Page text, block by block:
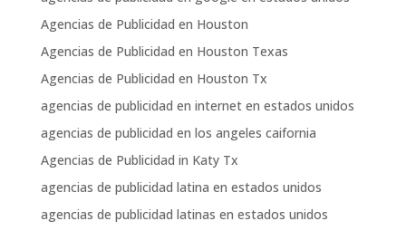
Agencias de Publicidad en Houston
Agencias de Publicidad en Houston Texas
Agencias de Publicidad en Houston Tx
agencias de publicidad en internet en estados unidos
agencias de publicidad en los angeles caifornia
Agencias de Publicidad in Katy Tx
agencias de publicidad latina en estados unidos
agencias de publicidad latinas en estados unidos